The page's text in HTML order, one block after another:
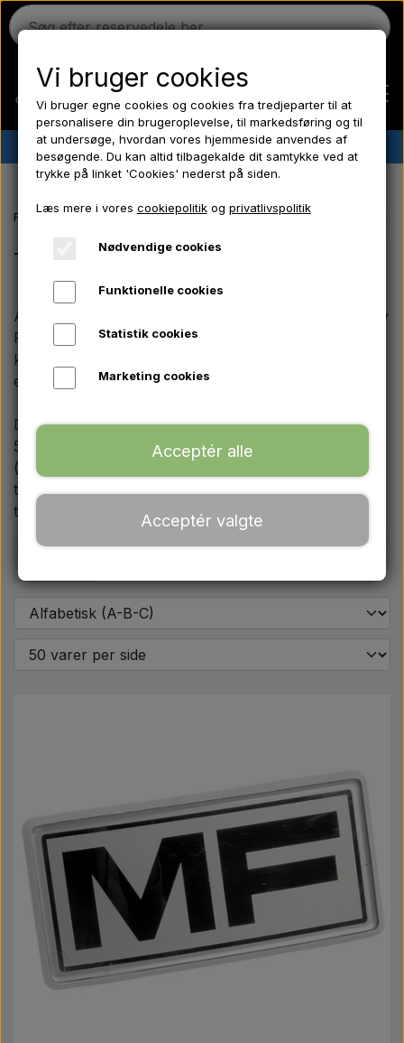
Ferguson
Massey Ferguson
Trækbomme - Topstænger mv.
Traktordæk
Olie
Kemi
Pære
Maling Agricolour
PTO Aksler GARDLOC
Værksted/ Værktøj
✔︎ Dansk lager✔︎ Hurtig levering ✔︎ Lave priser
Forside Massey Ferguson reservedele MF 500 serien
Transfers, Emblemer & Kromdele
Aparts tilbyder mærkater og visuelle detaljer til Massey
Ferguson 500-serien. Sortimentet omfatter det
klassiske MF-frontemblem samt "Triple Triangle"-
emblemer i både stor og lille model.
Du finder desuden model-specifikke emblemsæt til MF
550, 565, 575, 590 og 595 samt gearskiftesymboler
(både R-1-2-3 og L-S-H) til kabinen. Har du spørgsmål
til produkterne, sidder vi klar til at hjælpe på mail eller
telefon.
Vi bruger cookies
Vi bruger egne cookies og cookies fra tredjeparter til at
personalisere din brugeroplevelse, til markedsføring og til
at undersøge, hvordan vores hjemmeside anvendes af
besøgende. Du kan altid tilbagekalde dit samtykke ved at
trykke på linket 'Cookies' nederst på siden.
Læs mere i vores cookiepolitikog privatlivspolitik
Nødvendige cookies
Funktionelle cookies
Statistik cookies
Marketing cookies
Acceptér alle
Acceptér valgte